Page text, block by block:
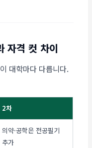
자격 컷 차이
대학마다 다릅니다.
2차
의약·공학은 전공필기
추가